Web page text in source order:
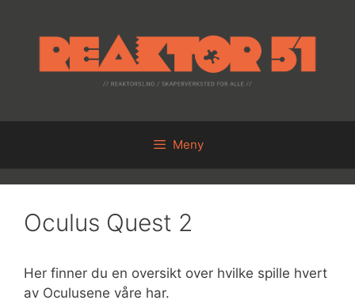
Meny
Oculus Quest 2
Her finner du en oversikt over hvilke spille hvert
av Oculusene våre har.